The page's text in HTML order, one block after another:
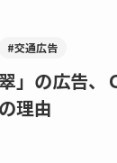
#交通広告
」の広告、
理由